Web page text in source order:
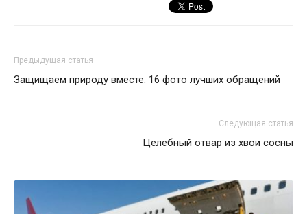
Предыдущая статья
Защищаем природу вместе: 16 фото лучших обращений
Следующая статья
Целебный отвар из хвои сосны